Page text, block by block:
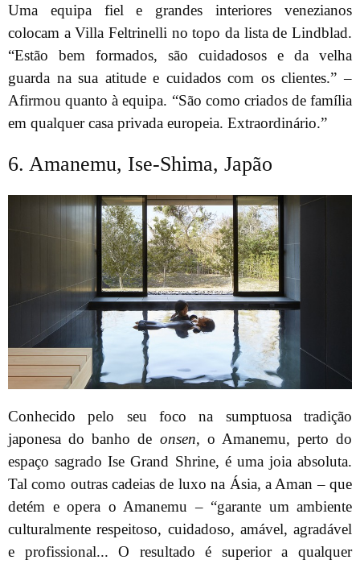
Uma equipa fiel e grandes interiores venezianos
colocam a Villa Feltrinelli no topo da lista de Lindblad.
“Estão bem formados, são cuidadosos e da velha
guarda na sua atitude e cuidados com os clientes.” –
Afirmou quanto à equipa. “São como criados de família
em qualquer casa privada europeia. Extraordinário.”
6. Amanemu, Ise-Shima, Japão
Conhecido pelo seu foco na sumptuosa tradição
japonesa do banho de onsen, o Amanemu, perto do
espaço sagrado Ise Grand Shrine, é uma joia absoluta.
Tal como outras cadeias de luxo na Ásia, a Aman – que
detém e opera o Amanemu – “garante um ambiente
culturalmente respeitoso, cuidadoso, amável, agradável
e profissional... O resultado é superior a qualquer